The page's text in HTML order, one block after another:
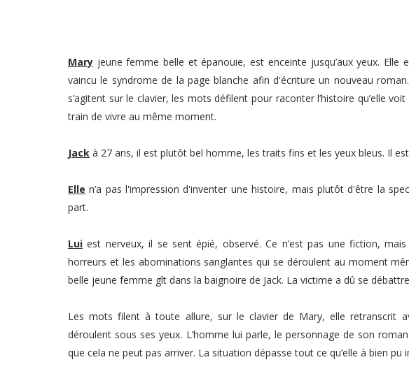
Mary jeune femme belle et épanouie, est enceinte jusqu’aux yeux.
vaincu le syndrome de la page blanche afin d'écriture un nouveau
s’agitent sur le clavier, les mots défilent pour raconter l’histoire qu’elle
train de vivre au même moment.
Jack à 27 ans, il est plutôt bel homme, les traits fins et les yeux bleus. Il
Elle n’a pas l'impression d'inventer une histoire, mais plutôt d'être la
part.
Lui est nerveux, il se sent épié, observé. Ce n’est pas une fiction,
horreurs et les abominations sanglantes qui se déroulent au moment
belle jeune femme gît dans la baignoire de Jack. La victime a dû se
Les mots filent à toute allure, sur le clavier de Mary, elle retranscrit
déroulent sous ses yeux. L’homme lui parle, le personnage de son
que cela ne peut pas arriver. La situation dépasse tout ce qu’elle à bien pu